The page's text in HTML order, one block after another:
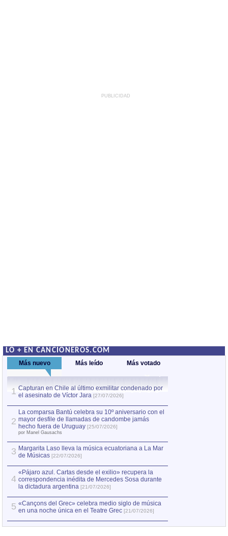
PUBLICIDAD
LO + EN CANCIONEROS.COM
Más nuevo Más leído Más votado
1 Capturan en Chile al último exmilitar condenado por
el asesinato de Víctor Jara [27/07/2026]
2
La comparsa Bantú celebra su 10º aniversario con el
mayor desfile de llamadas de candombe jamás
hecho fuera de Uruguay [25/07/2026]
por Manel Gausachs
3 Margarita Laso lleva la música ecuatoriana a La Mar
de Músicas [22/07/2026]
4
«Pájaro azul. Cartas desde el exilio» recupera la
correspondencia inédita de Mercedes Sosa durante
la dictadura argentina [21/07/2026]
5 «Cançons del Grec» celebra medio siglo de música
en una noche única en el Teatre Grec [21/07/2026]